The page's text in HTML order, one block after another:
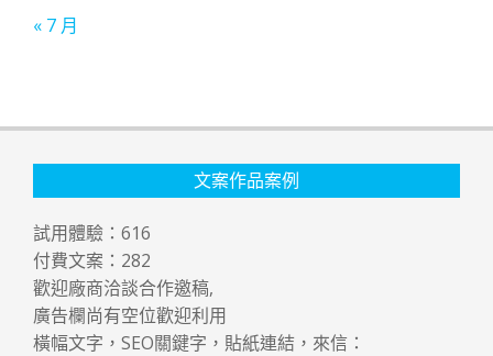
« 7 月
文案作品案例
試用體驗： 616
付費文案： 282
歡迎廠商洽談合作邀稿,
廣告欄尚有空位歡迎利用
橫幅文字，SEO關鍵字，貼紙連結，來信：